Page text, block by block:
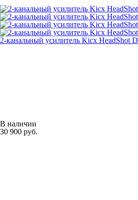
2-канальный усилитель Kicx HeadShot
В наличии
30 900 руб.